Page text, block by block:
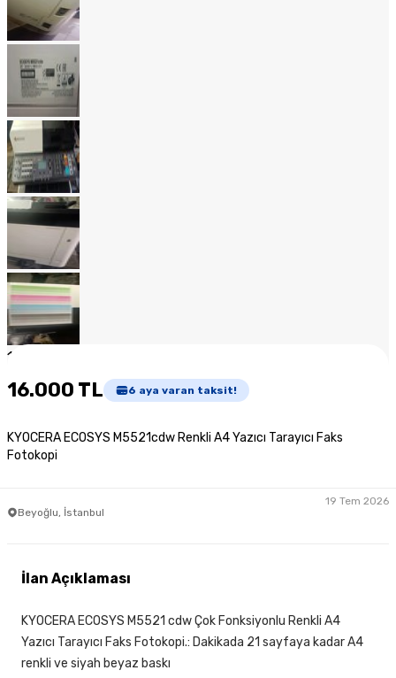
1
16.000 TL 6 aya varan taksit!
KYOCERA ECOSYS M5521cdw Renkli A4 Yazıcı Tarayıcı Faks
Fotokopi
Beyoğlu, İstanbul
19 Tem 2026
İlan Açıklaması
KYOCERA ECOSYS M5521 cdw Çok Fonksiyonlu Renkli A4
Yazıcı Tarayıcı Faks Fotokopi.: Dakikada 21 sayfaya kadar A4
renkli ve siyah beyaz baskı